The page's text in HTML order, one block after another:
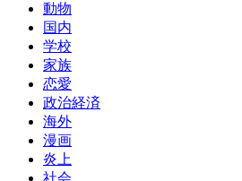
動物
国内
学校
家族
恋愛
政治経済
海外
漫画
炎上